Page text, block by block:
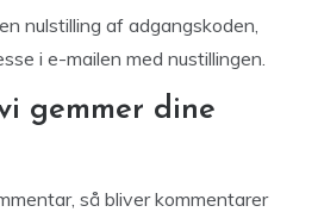
nulstilling af adgangskoden,
i e-mailen med nustillingen.
gemmer dine
så bliver kommentarer